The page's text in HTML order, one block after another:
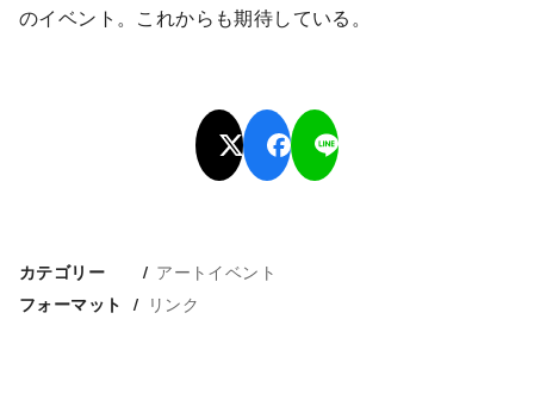
のイベント。これからも期待している。
カテゴリー アートイベント
フォーマット リンク